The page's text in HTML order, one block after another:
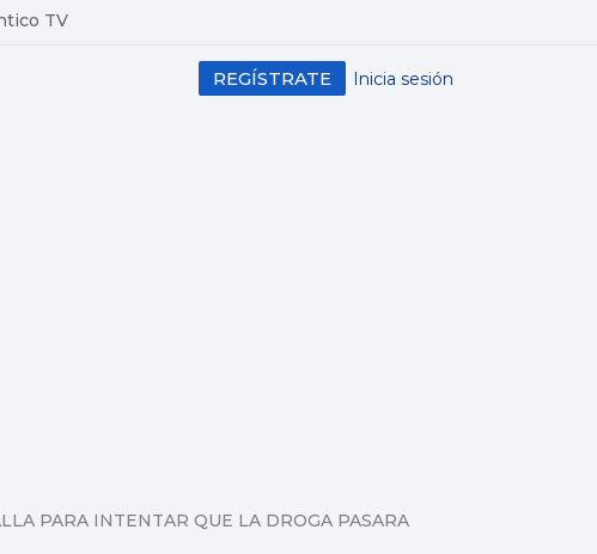
TV
Inicia sesión
REGÍSTRATE
PARA INTENTAR QUE LA DROGA PASARA